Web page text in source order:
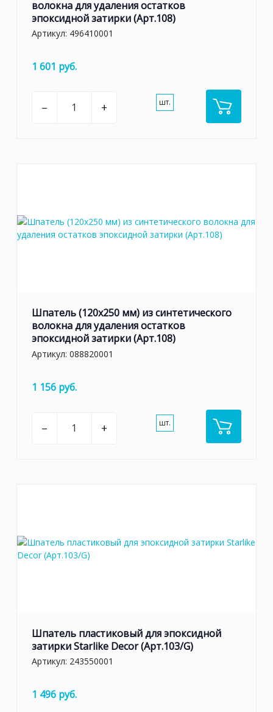
волокна для удаления остатков
эпоксидной затирки (Арт.108)
Артикул: 496410001
1 601 руб.
– + шт.
Шпатель (120х250 мм) из синтетического
волокна для удаления остатков
эпоксидной затирки (Арт.108)
Артикул: 088820001
1 156 руб.
– + шт.
Шпатель пластиковый для эпоксидной
затирки Starlike Decor (Арт.103/G)
Артикул: 243550001
1 496 руб.